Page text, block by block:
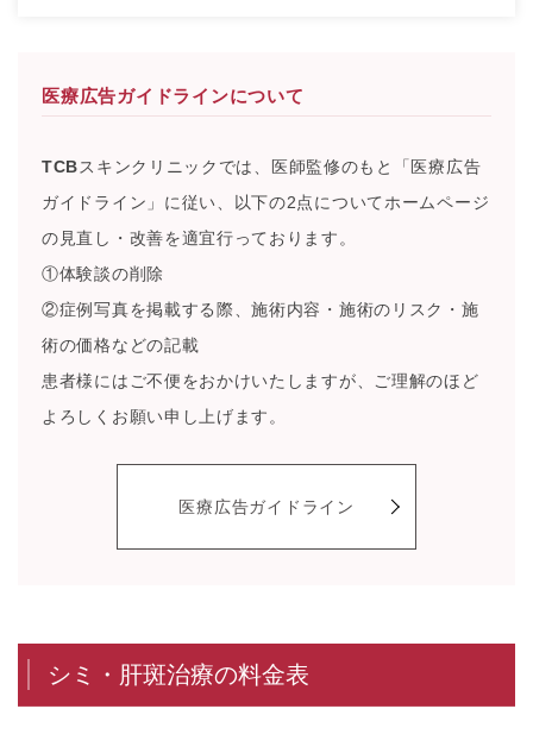
医療広告ガイドラインについて
TCBスキンクリニックでは、医師監修のもと「医療広告
ガイドライン」に従い、以下の2点についてホームページ
の見直し・改善を適宜行っております。
①体験談の削除
②症例写真を掲載する際、施術内容・施術のリスク・施
術の価格などの記載
患者様にはご不便をおかけいたしますが、ご理解のほど
よろしくお願い申し上げます。
医療広告ガイドライン
シミ・肝斑治療の料金表